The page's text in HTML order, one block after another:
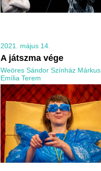
2021. május 14.
A játszma vége
Weöres Sándor Színház Márkus
Emília Terem